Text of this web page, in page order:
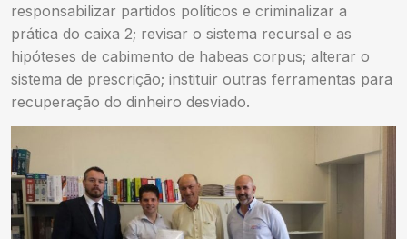
responsabilizar partidos políticos e criminalizar a
prática do caixa 2; revisar o sistema recursal e as
hipóteses de cabimento de habeas corpus; alterar o
sistema de prescrição; instituir outras ferramentas para
recuperação do dinheiro desviado.